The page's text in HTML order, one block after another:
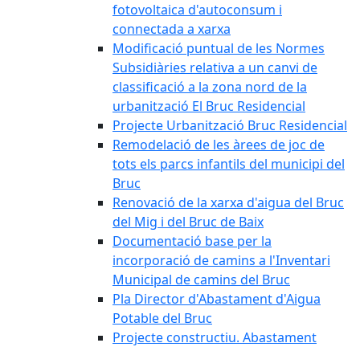
fotovoltaica d'autoconsum i
connectada a xarxa
Modificació puntual de les Normes
Subsidiàries relativa a un canvi de
classificació a la zona nord de la
urbanització El Bruc Residencial
Projecte Urbanització Bruc Residencial
Remodelació de les àrees de joc de
tots els parcs infantils del municipi del
Bruc
Renovació de la xarxa d'aigua del Bruc
del Mig i del Bruc de Baix
Documentació base per la
incorporació de camins a l'Inventari
Municipal de camins del Bruc
Pla Director d'Abastament d'Aigua
Potable del Bruc
Projecte constructiu. Abastament